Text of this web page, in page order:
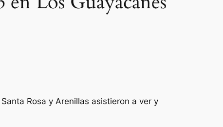
Rosa y Arenillas asistieron a ver y